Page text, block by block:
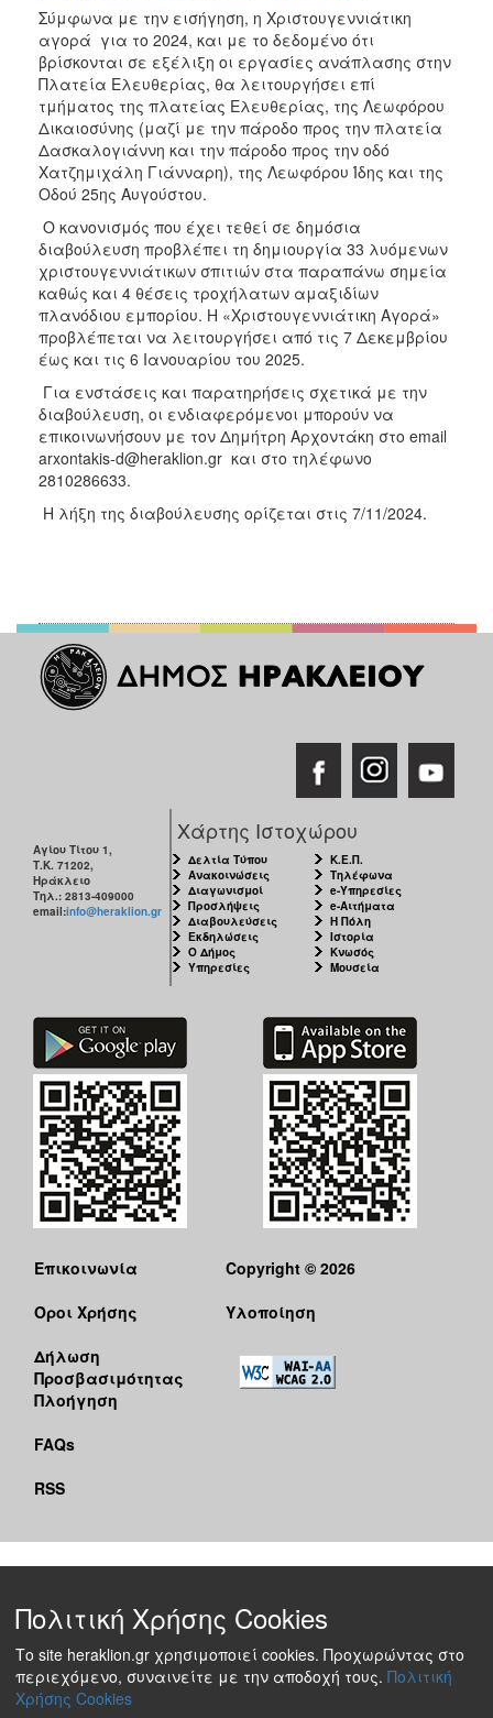
2006
ΤΟΠΟΣ
ΠΟΛΙΤΙΣΜΟΣ
ΑΝΘΕΚΤΙΚΗ
ΠΟΛΗ
Σύμφωνα με την εισήγηση, η Χριστουγεννιάτικη
αγορά για το 2024, και με το δεδομένο ότι
βρίσκονται σε εξέλιξη οι εργασίες ανάπλασης στην
Πλατεία Ελευθερίας, θα λειτουργήσει επί
τμήματος της πλατείας Ελευθερίας, της Λεωφόρου
Δικαιοσύνης (μαζί με την πάροδο προς την πλατεία
Δασκαλογιάννη και την πάροδο προς την οδό
Χατζημιχάλη Γιάνναρη), της Λεωφόρου Ίδης και της
Οδού 25ης Αυγούστου.
Ο κανονισμός που έχει τεθεί σε δημόσια
διαβούλευση προβλέπει τη δημιουργία 33 λυόμενων
χριστουγεννιάτικων σπιτιών στα παραπάνω σημεία
καθώς και 4 θέσεις τροχήλατων αμαξιδίων
πλανόδιου εμπορίου. Η «Χριστουγεννιάτικη Αγορά»
προβλέπεται να λειτουργήσει από τις 7 Δεκεμβρίου
έως και τις 6 Ιανουαρίου του 2025.
Για ενστάσεις και παρατηρήσεις σχετικά με την
διαβούλευση, οι ενδιαφερόμενοι μπορούν να
επικοινωνήσουν με τον Δημήτρη Αρχοντάκη στο email
arxontakis-d@heraklion.gr και στο τηλέφωνο
2810286633.
Η λήξη της διαβούλευσης ορίζεται στις 7/11/2024.
Αγίου Τίτου 1,
Τ.Κ. 71202,
Ηράκλειο
Τηλ.: 2813-409000
email:info@heraklion.gr
Χάρτης Ιστοχώρου
Δελτία Τύπου
Ανακοινώσεις
Διαγωνισμοί
Προσλήψεις
Διαβουλεύσεις
Εκδηλώσεις
Ο Δήμος
Υπηρεσίες
Κ.Ε.Π.
Τηλέφωνα
e-Υπηρεσίες
e-Αιτήματα
Η Πόλη
Ιστορία
Κνωσός
Μουσεία
Επικοινωνία
Όροι Χρήσης
Δήλωση
Προσβασιμότητας
Πλοήγηση
FAQs
RSS
Copyright © 2026
Υλοποίηση
Πολιτική Χρήσης Cookies
Το site heraklion.gr χρησιμοποιεί cookies. Προχωρώντας στο
περιεχόμενο, συναινείτε με την αποδοχή τους. Πολιτική
Χρήσης Cookies